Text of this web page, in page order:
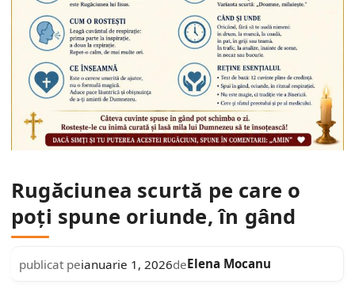
Rugăciunea scurtă pe care o
poți spune oriunde, în gând
publicat peianuarie 1, 2026deElena Mocanu